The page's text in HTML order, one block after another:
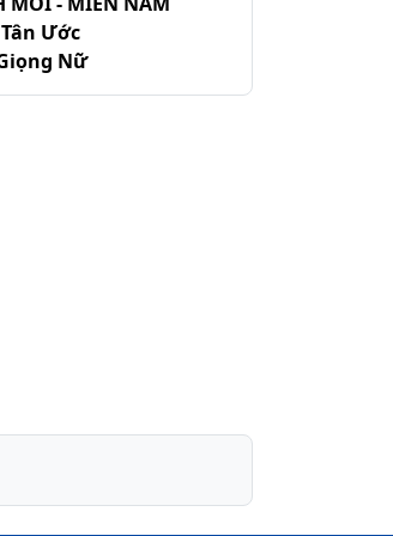
Tân Ước
Nữ